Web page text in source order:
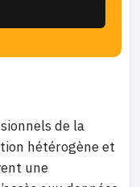
de la
hétérogène et
une